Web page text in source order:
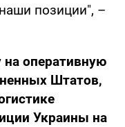
позиции", –
оперативную
Штатов,
Украины на